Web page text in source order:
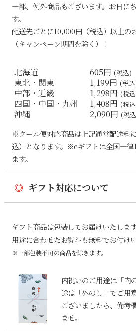
一部、例外商品もございます。お日に
す。
配送先ごとに10,000円（税込）以上の
（キャンペーン期間を除く）！
北海道 605円 (税込)
東北・関東 1,199円 (税
中部・近畿 1,298円 (税
四国・中国・九州 1,408円 (税
沖縄 2,090円 (税
※クール便対応商品は上記通常配送料
込）となります。※eギフトは全国一律
ます。
◎ ギフト対応について
ギフト商品は包装してお届けいたします
用途に合わせたお熨斗も無料でお付けい
※一部包装不可の商品を除きます。
内祝いのご用途は「内
途は「外のし」でご用
ございましたら、備考
ませ。